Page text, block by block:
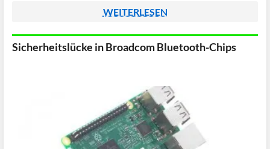
WEITERLESEN
Sicherheitslücke in Broadcom Bluetooth-Chips